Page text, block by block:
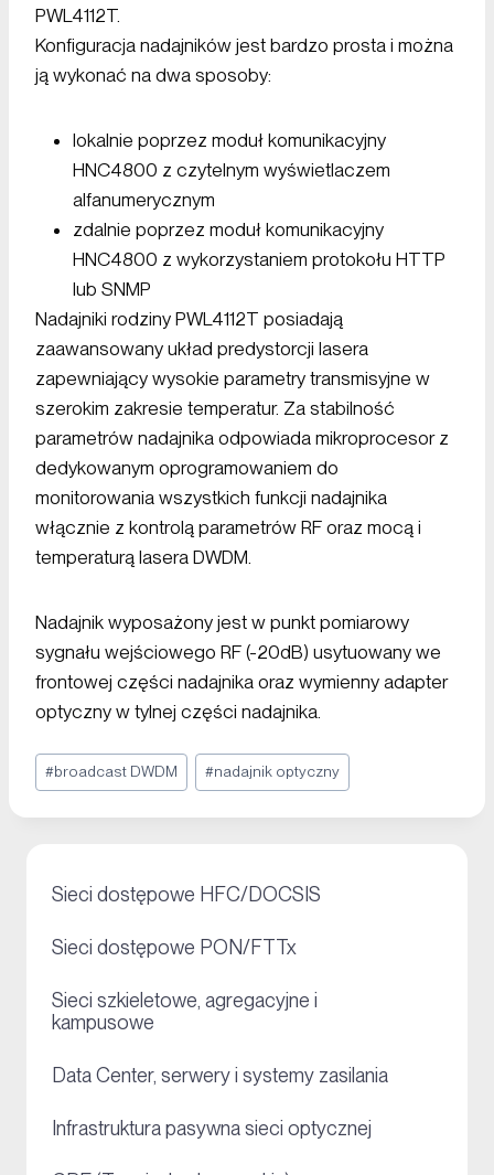
PWL4112T.
Konfiguracja nadajników jest bardzo prosta i można
ją wykonać na dwa sposoby:
lokalnie poprzez moduł komunikacyjny
HNC4800 z czytelnym wyświetlaczem
alfanumerycznym
zdalnie poprzez moduł komunikacyjny
HNC4800 z wykorzystaniem protokołu HTTP
lub SNMP
Nadajniki rodziny PWL4112T posiadają
zaawansowany układ predystorcji lasera
zapewniający wysokie parametry transmisyjne w
szerokim zakresie temperatur. Za stabilność
parametrów nadajnika odpowiada mikroprocesor z
dedykowanym oprogramowaniem do
monitorowania wszystkich funkcji nadajnika
włącznie z kontrolą parametrów RF oraz mocą i
temperaturą lasera DWDM.
Nadajnik wyposażony jest w punkt pomiarowy
sygnału wejściowego RF (-20dB) usytuowany we
frontowej części nadajnika oraz wymienny adapter
optyczny w tylnej części nadajnika.
#broadcast DWDM #nadajnik optyczny
Sieci dostępowe HFC/DOCSIS
Sieci dostępowe PON/FTTx
Sieci szkieletowe, agregacyjne i
kampusowe
Data Center, serwery i systemy zasilania
Infrastruktura pasywna sieci optycznej